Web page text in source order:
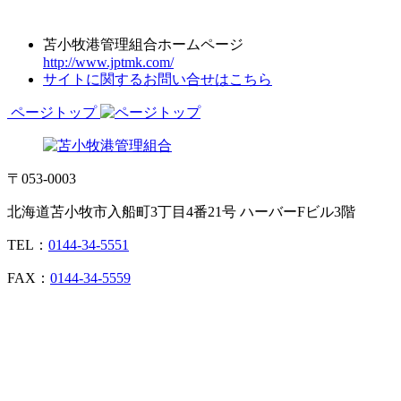
苫小牧港管理組合ホームページ
http://www.jptmk.com/
サイトに関するお問い合せはこちら
ページトップ
〒053-0003
北海道苫小牧市入船町3丁目4番21号 ハーバーFビル3階
TEL： 0144-34-5551
FAX： 0144-34-5559